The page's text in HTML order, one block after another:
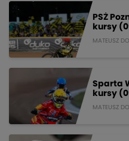
PSŻ
kursy
MATEUSZ
Sparta
kursy
MATEUSZ